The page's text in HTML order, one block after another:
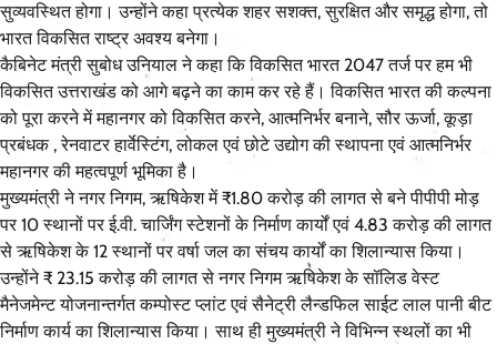
सुव्यवस्थित होगा। उन्होंने कहा प्रत्येक शहर सशक्त, सुरक्षित और समृद्ध होगा, तो
भारत विकसित राष्ट्र अवश्य बनेगा।
कैबिनेट मंत्री सुबोध उनियाल ने कहा कि विकसित भारत 2047 तर्ज पर हम भी
विकसित उत्तराखंड को आगे बढ़ने का काम कर रहे हैं। विकसित भारत की कल्पना
को पूरा करने में महानगर को विकसित करने, आत्मनिर्भर बनाने, सौर ऊर्जा, कूड़ा
प्रबंधक , रेनवाटर हार्वेस्टिंग, लोकल एवं छोटे उद्योग की स्थापना एवं आत्मनिर्भर
महानगर की महत्वपूर्ण भूमिका है।
मुख्यमंत्री ने नगर निगम, ऋषिकेश में ₹1.80 करोड़ की लागत से बने पीपीपी मोड़
पर 10 स्थानों पर ई.वी. चार्जिंग स्टेशनों के निर्माण कार्यों एवं 4.83 करोड़ की लागत
से ऋषिकेश के 12 स्थानों पर वर्षा जल का संचय कार्यों का शिलान्यास किया।
उन्होंने ₹ 23.15 करोड़ की लागत से नगर निगम ऋषिकेश के सॉलिड वेस्ट
मैनेजमेन्ट योजनान्तर्गत कम्पोस्ट प्लांट एवं सैनेट्री लैन्डफिल साईट लाल पानी बीट
निर्माण कार्य का शिलान्यास किया। साथ ही मुख्यमंत्री ने विभिन्न स्थलों का भी